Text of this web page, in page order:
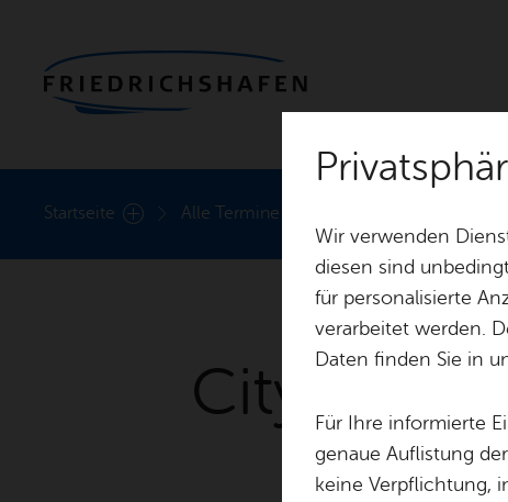
Heute
Start­sei­te Alle Ter­mi­ne
City- und
Wir verwenden
diesen sind
für personalisierte
verarbeitet werden.
Daten finden Sie in
Für Ihre informierte
genaue Auflistung
keine Verpflichtung,